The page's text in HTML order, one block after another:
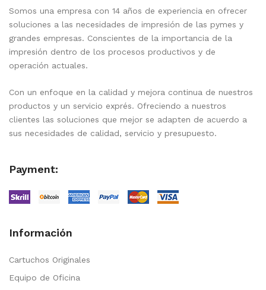
Somos una empresa con 14 años de experiencia en ofrecer
soluciones a las necesidades de impresión de las pymes y
grandes empresas. Conscientes de la importancia de la
impresión dentro de los procesos productivos y de
operación actuales.
Con un enfoque en la calidad y mejora continua de nuestros
productos y un servicio exprés. Ofreciendo a nuestros
clientes las soluciones que mejor se adapten de acuerdo a
sus necesidades de calidad, servicio y presupuesto.
Payment:
Información
Cartuchos Originales
Equipo de Oficina